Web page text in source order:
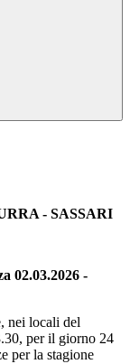
- SASSARI
02.03.2026 -
nei locali del
per il giorno 24
per la stagione